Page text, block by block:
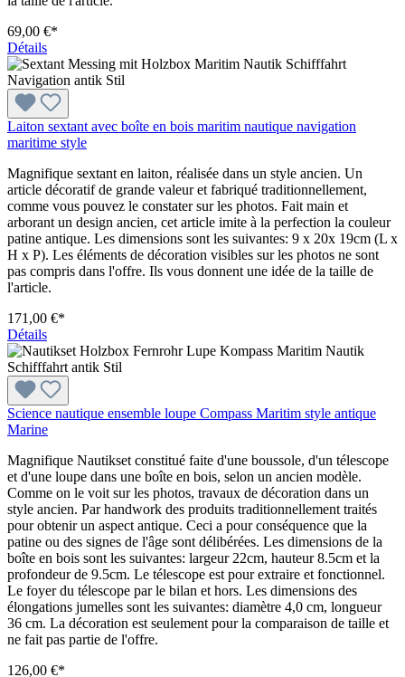
69,00 €*
Détails
Laiton sextant avec boîte en bois maritim nautique navigation
maritime style
Magnifique sextant en laiton, réalisée dans un style ancien. Un
article décoratif de grande valeur et fabriqué traditionnellement,
comme vous pouvez le constater sur les photos. Fait main et
arborant un design ancien, cet article imite à la perfection la couleur
patine antique. Les dimensions sont les suivantes: 9 x 20x 19cm (L x
H x P). Les éléments de décoration visibles sur les photos ne sont
pas compris dans l'offre. Ils vous donnent une idée de la taille de
l'article.
171,00 €*
Détails
Science nautique ensemble loupe Compass Maritim style antique
Marine
Magnifique Nautikset constitué faite d'une boussole, d'un télescope
et d'une loupe dans une boîte en bois, selon un ancien modèle.
Comme on le voit sur les photos, travaux de décoration dans un
style ancien. Par handwork des produits traditionnellement traités
pour obtenir un aspect antique. Ceci a pour conséquence que la
patine ou des signes de l'âge sont délibérées. Les dimensions de la
boîte en bois sont les suivantes: largeur 22cm, hauteur 8.5cm et la
profondeur de 9.5cm. Le télescope est pour extraire et fonctionnel.
Le foyer du télescope par le bilan et hors. Les dimensions des
élongations jumelles sont les suivantes: diamètre 4,0 cm, longueur
36 cm. La décoration est seulement pour la comparaison de taille et
ne fait pas partie de l'offre.
126,00 €*